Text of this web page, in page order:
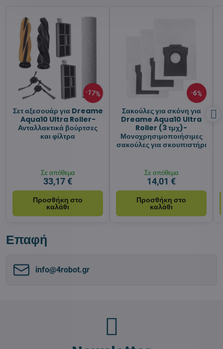
17%
Σετ αξεσουάρ για Dreame
Aqua10 Ultra Roller-
Ανταλλακτικά βούρτσες
και φίλτρα
Σε απόθεμα
33,17 €
Προσθήκη στο
καλάθι
6%
Σακούλες για σκόνη για
Dreame Aqua10 Ultra
Roller (3 τμχ)-
Μονοχρησιμοποιήσιμες
σακούλες για σκουπιστήρι
Σε απόθεμα
14,01 €
Προσθήκη στο
καλάθι
Επαφή
info​@4robot​.gr